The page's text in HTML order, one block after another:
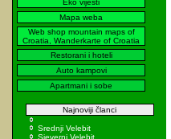
Eko vijesti
Mapa weba
Web shop mountain maps of
Croatia, Wanderkarte of Croatia
Restorani i hoteli
Auto kampovi
Apartmani i sobe
Najnoviji članci
Srednji Velebit
Sjeverni Velebit